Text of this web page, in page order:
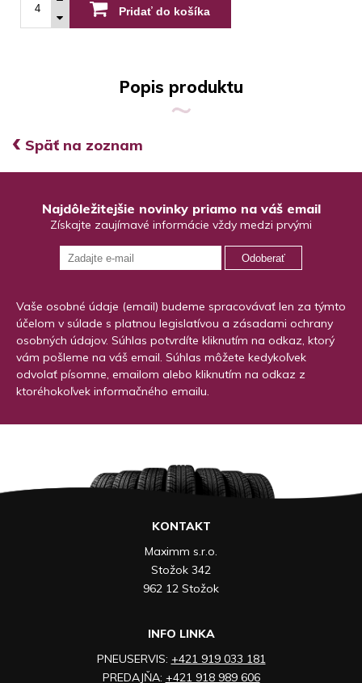
Pridať do košíka
Popis produktu
‹ Späť na zoznam
Najdôležitejšie novinky priamo na váš email
Získajte zaujímavé informácie vždy medzi prvými
Odoberať
Vaše osobné údaje (email) budeme spracovávať len za týmto
účelom v súlade s platnou legislatívou a zásadami ochrany
osobných údajov. Súhlas potvrdíte kliknutím na odkaz, ktorý
vám pošleme na váš email. Súhlas môžete kedykoľvek
odvolať písomne, emailom alebo kliknutím na odkaz z
ktoréhokoľvek informačného emailu.
KONTAKT
Maximm s.r.o.
Stožok 342
962 12 Stožok
INFO LINKA
PNEUSERVIS: +421 919 033 181
PREDAJŇA: +421 918 989 606